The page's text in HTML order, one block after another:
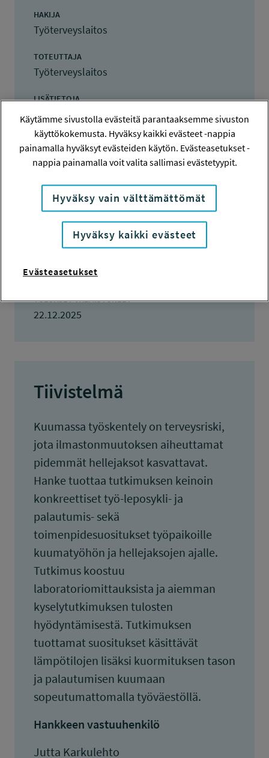
HAKIJA
Työterveyslaitos
TOTEUTTAJA
Työterveyslaitos
LISÄTIETOJA
Jutta Karkulehto
jutta.karkulehto@ttl.fi
TOTEUTUSAIKA
1.2.2024 - 30.11.2025
TYÖSUOJELURAHASTON PÄÄTÖS
28.11.2023
120 000 euroa
212 477 euroa
TULOKSET VALMISTUNEET
22.12.2025
Tiivistelmä
Kuumassa työskentely on terveysriski,
jota ilmastonmuutoksen aiheuttamat
pidemmät hellejaksot kasvattavat.
Hanke tuottaa tutkimuksen keinoin
konkreettiset työ-leposykli- ja
palautumis- sekä
toimenpidesuositukset työpaikoille
kuumatyöhön ja hellejaksojen ajalle.
Tutkimus koostuu
laboratoriomittauksista ja aiemman
kyselytutkimuksen tulosten
hyödyntämisestä. Tutkimuksen
tuottamat suositukset käsittävät
lämpötilojen lisäksi kuormituksen tason
ja palautumisen kuumaan
sopeutumattomalla työväestöllä.
Hankkeen vastuuhenkilö
Jutta Karkulehto
Käytämme sivustolla evästeitä parantaaksemme sivuston
käyttökokemusta. Hyväksy kaikki evästeet -nappia
painamalla hyväksyt evästeiden käytön. Evästeasetukset -
nappia painamalla voit valita sallimasi evästetyypit.
Hyväksy vain välttämättömät
Hyväksy kaikki evästeet
Evästeasetukset